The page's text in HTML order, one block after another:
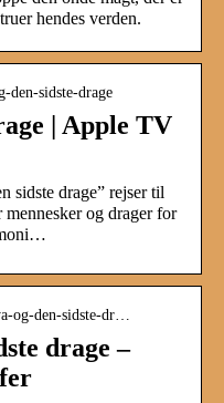
hendes verden.
den-sidste-drage
| Apple TV
sidste drage” rejser til
og drager for
og-den-sidste-dr…
drage –